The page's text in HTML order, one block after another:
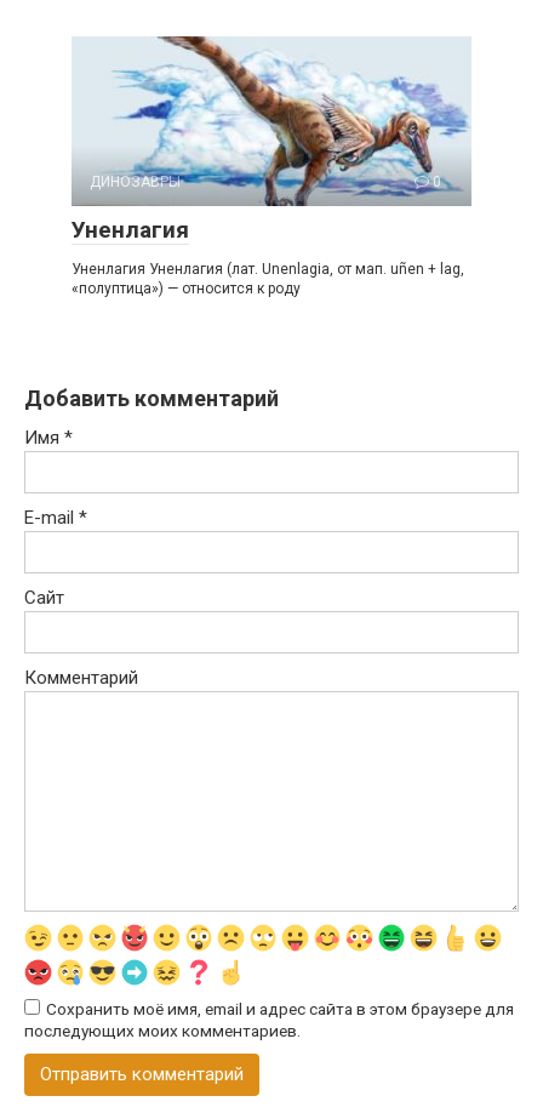
ДИНОЗАВРЫ 0
Уненлагия
Уненлагия Уненлагия (лат. Unenlagia, от мап. uñen + lag,
«полуптица») — относится к роду
Добавить комментарий
Имя *
E-mail *
Сайт
Комментарий
Сохранить моё имя, email и адрес сайта в этом браузере для
последующих моих комментариев.